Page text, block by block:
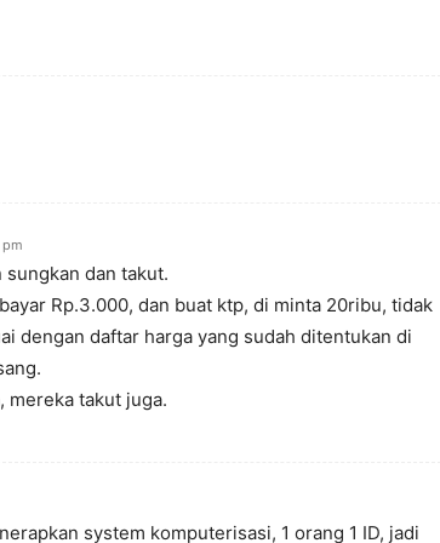
pm
dan takut.
Rp.3.000, dan buat ktp, di minta 20ribu, tidak
dengan daftar harga yang sudah ditentukan di
mereka takut juga.
system komputerisasi, 1 orang 1 ID, jadi